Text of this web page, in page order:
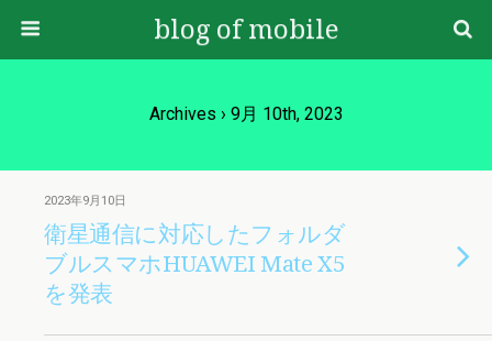
blog of mobile
Archives › 9月 10th, 2023
2023年9月10日
衛星通信に対応したフォルダ
ブルスマホHUAWEI Mate X5
を発表